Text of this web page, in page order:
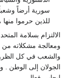
سورية أرضاً
للذين حرموا منها
الالتزام بسلامة
ومعالجة مشكلاته من
والشعب في كل
الجولان إلى الوطن .